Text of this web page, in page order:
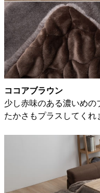
ココアブラウン
少し赤味のある濃いめ
たかさもプラスしてくれ